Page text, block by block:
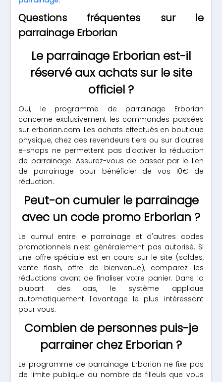
Questions fréquentes sur le
parrainage Erborian
Le parrainage Erborian est-il
réservé aux achats sur le site
officiel ?
Oui, le programme de parrainage Erborian
concerne exclusivement les commandes passées
sur erborian.com. Les achats effectués en boutique
physique, chez des revendeurs tiers ou sur d'autres
e-shops ne permettent pas d'activer la réduction
de parrainage. Assurez-vous de passer par le lien
de parrainage pour bénéficier de vos 10€ de
réduction.
Peut-on cumuler le parrainage
avec un code promo Erborian ?
Le cumul entre le parrainage et d'autres codes
promotionnels n'est généralement pas autorisé. Si
une offre spéciale est en cours sur le site (soldes,
vente flash, offre de bienvenue), comparez les
réductions avant de finaliser votre panier. Dans la
plupart des cas, le système applique
automatiquement l'avantage le plus intéressant
pour vous.
Combien de personnes puis-je
parrainer chez Erborian ?
Le programme de parrainage Erborian ne fixe pas
de limite publique au nombre de filleuls que vous